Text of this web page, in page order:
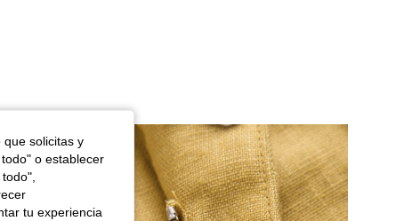
que solicitas y
o establecer
tu experiencia